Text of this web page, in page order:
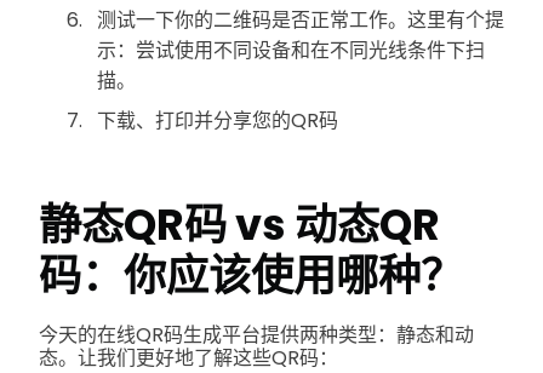
测试一下你的二维码是否正常工作。这里有个提
示：尝试使用不同设备和在不同光线条件下扫
描。
下载、打印并分享您的QR码
静态QR码 vs 动态QR
码：你应该使用哪种？
今天的在线QR码生成平台提供两种类型：静态和动
态。让我们更好地了解这些QR码：